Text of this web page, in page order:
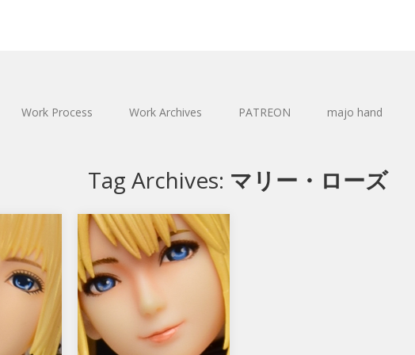
Work Process Work Archives PATREON majo hand
Tag Archives: マリー・ローズ
5 Last
ローズ
ーから、
Round
。…
DEAD OR ALIVE 5 Last
Round マリー・ローズ
コトブキヤのDEAD OR ALIVE 5
Last Round マリー・ローズ
です。 1/6スケ…